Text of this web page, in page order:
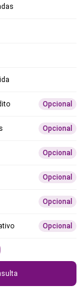
Opcional
Opcional
Opcional
Opcional
Opcional
Opcional